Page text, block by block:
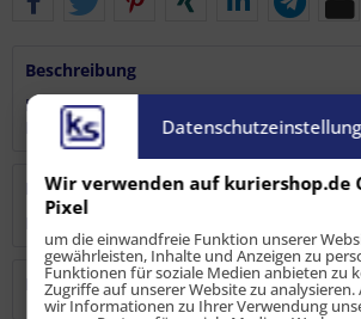
Beschreibung
Hier sind unsere neuen sexy schwarzen
Die Airlineschiene mit...mehr
Bewertungen
2
Hersteller
Wir verwenden auf kuriershop.de
Pixel
um die einwandfreie Funktion unserer
gewährleisten, Inhalte und Anzeigen zu
Funktionen für soziale Medien anbieten zu
Zugriffe auf unserer Website zu
wir Informationen zu Ihrer Verwendung